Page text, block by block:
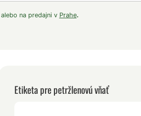
na predajni v Prahe.
Etiketa pre petržlenovú vňať